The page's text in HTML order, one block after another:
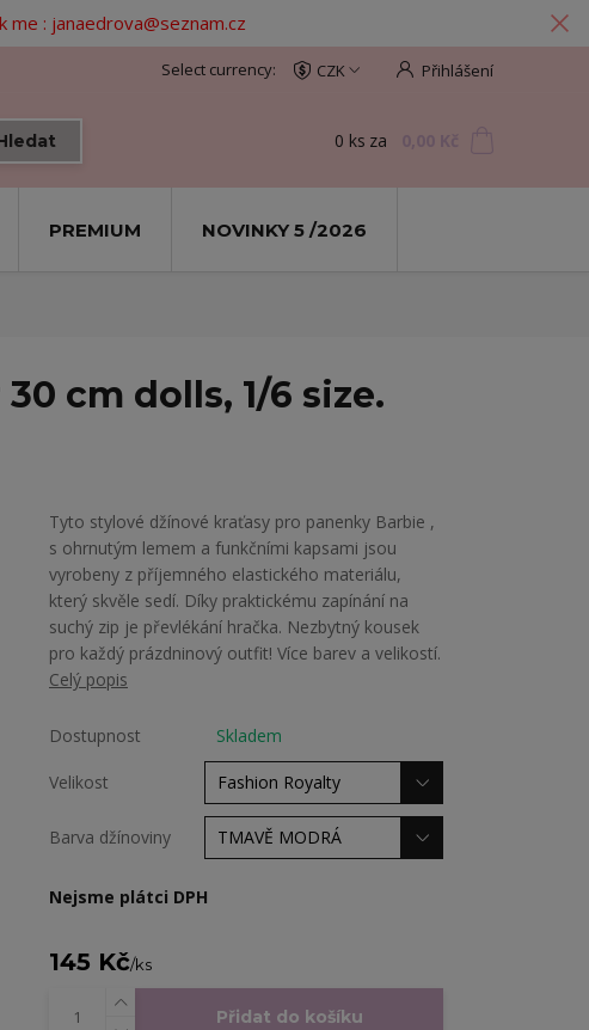
me : janaedrova@seznam.cz
CZK Přihlášení
0 ks za
PREMIUM NOVINKY 5 /2026
cm dolls, 1/6 size.
Tyto stylové džínové kraťasy pro panenky Barbie ,
s ohrnutým lemem a funkčními kapsami jsou
vyrobeny z příjemného elastického materiálu,
který skvěle sedí. Díky praktickému zapínání na
suchý zip je převlékání hračka. Nezbytný kousek
pro každý prázdninový outfit! Více barev a velikostí.
Celý popis
Dostupnost Skladem
Velikost
Barva džínoviny
Nejsme plátci DPH
145 Kč/ks
Přidat do košíku